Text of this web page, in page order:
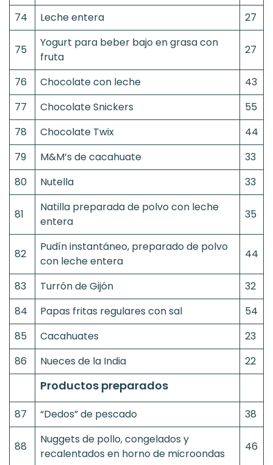
74
Leche entera 27
75
Yogurt para beber bajo en grasa con
fruta
27
76 Chocolate con leche
43
77
Chocolate Snickers
55
78
Chocolate Twix
44
79
M&M’s de cacahuate
33
80
Nutella 33
81
Natilla preparada de polvo con leche
entera
35
82
Pudín instantáneo, preparado de polvo
con leche entera
44
83 Turrón de Gijón
32
84
Papas fritas regulares con sal
54
85
Cacahuates
23
86
Nueces de la India 22
Productos preparados
87 “Dedos” de pescado 38
88
Nuggets de pollo, congelados y
recalentados en horno de microondas
46